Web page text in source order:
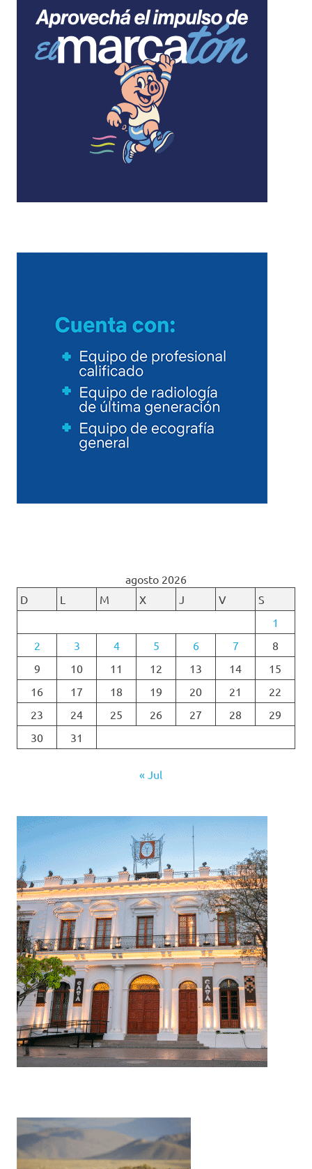
agosto 2026
D
L M X J V
S
1
2
3 4 5 6 7
8
9
10 11 12 13 14
15
16
17 18 19 20 21
22
23
24 25 26 27 28
29
30
31
« Jul